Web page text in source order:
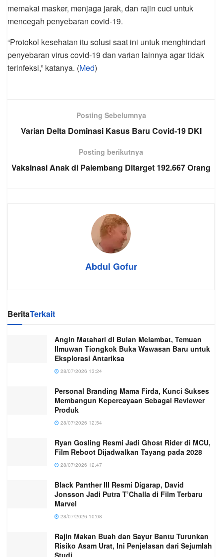
memakai masker, menjaga jarak, dan rajin cuci untuk
mencegah penyebaran covid-19.
“Protokol kesehatan itu solusi saat ini untuk menghindari
penyebaran virus covid-19 dan varian lainnya agar tidak
terinfeksi,” katanya. (Med)
Posting Sebelumnya
Varian Delta Dominasi Kasus Baru Covid-19 DKI
Posting berikutnya
Vaksinasi Anak di Palembang Ditarget 192.667 Orang
Abdul Gofur
BeritaTerkait
Angin Matahari di Bulan Melambat, Temuan
Ilmuwan Tiongkok Buka Wawasan Baru untuk
Eksplorasi Antariksa
28/07/2026 13:24
Personal Branding Mama Firda, Kunci Sukses
Membangun Kepercayaan Sebagai Reviewer
Produk
28/07/2026 12:54
Ryan Gosling Resmi Jadi Ghost Rider di MCU,
Film Reboot Dijadwalkan Tayang pada 2028
28/07/2026 12:47
Black Panther III Resmi Digarap, David
Jonsson Jadi Putra T’Challa di Film Terbaru
Marvel
28/07/2026 10:08
Rajin Makan Buah dan Sayur Bantu Turunkan
Risiko Asam Urat, Ini Penjelasan dari Sejumlah